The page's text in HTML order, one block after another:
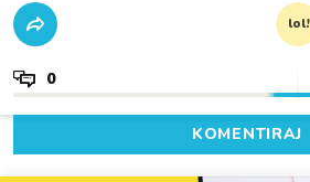
lol!
0
KOMENTIRAJ